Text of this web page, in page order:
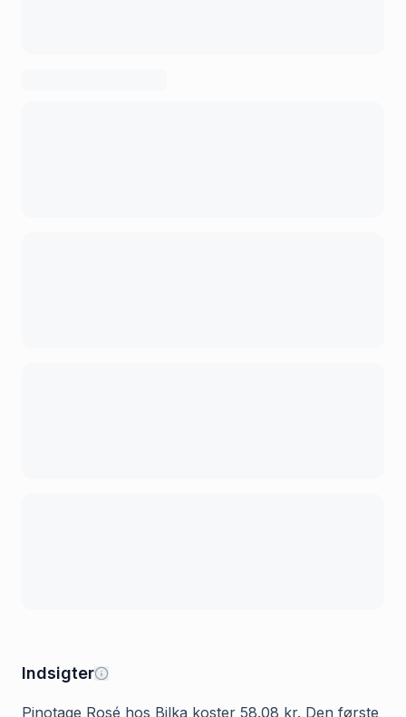
Indsigter
Pinotage Rosé hos Bilka koster 58.08 kr. Den første